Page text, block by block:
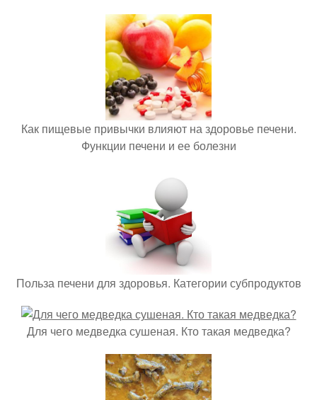
Как пищевые привычки влияют на здоровье печени.
Функции печени и ее болезни
Польза печени для здоровья. Категории субпродуктов
Для чего медведка сушеная. Кто такая медведка?